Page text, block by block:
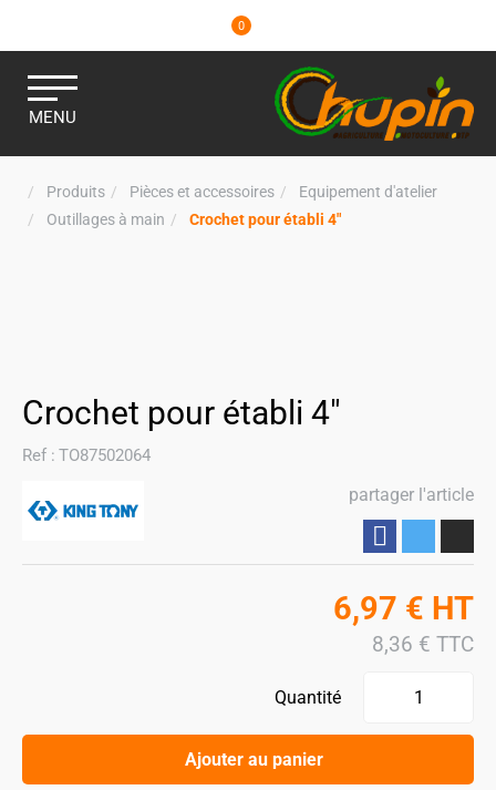
0
MENU
Produits Pièces et accessoires
Equipement d'atelier
Outillages à main
Crochet pour établi 4"
Crochet pour établi 4"
Ref : TO87502064
partager l'article
6,97 € HT
8,36 € TTC
Quantité
Ajouter au panier